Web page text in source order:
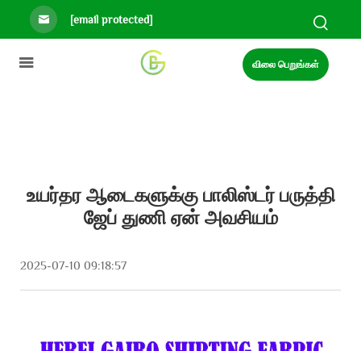
[email protected]
விலை பெறுங்கள்
உயர்தர ஆடைகளுக்கு பாலிஸ்டர் பருத்தி
ஜேப் துணி ஏன் அவசியம்
2025-07-10 09:18:57